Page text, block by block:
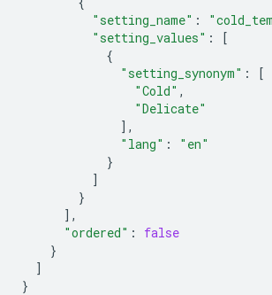
"setting_name" :
"setting_values" :
[
{
"setting_synonym" :
[
"Cold" ,
"Delicate"
],
"lang" :
"en"
}
]
}
],
"ordered" :
false
}
]
}